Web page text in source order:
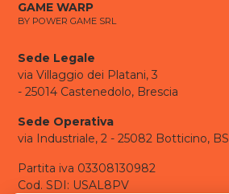
GAME WARP
BY POWER GAME SRL
Sede Legale
via Villaggio dei Platani, 3
- 25014 Castenedolo, Brescia
Sede Operativa
via Industriale, 2 - 25082 Botticino, BS
Partita iva 03308130982
Cod. SDI: USAL8PV